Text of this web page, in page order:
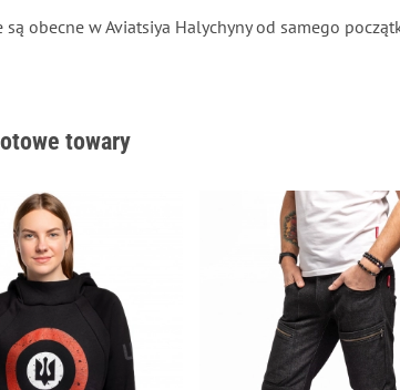
są obecne w Aviatsiya Halychyny od samego
towary